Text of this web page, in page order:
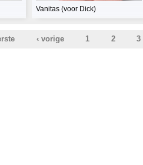
Vanitas (voor Dick)
‹ vorige 1 2 3